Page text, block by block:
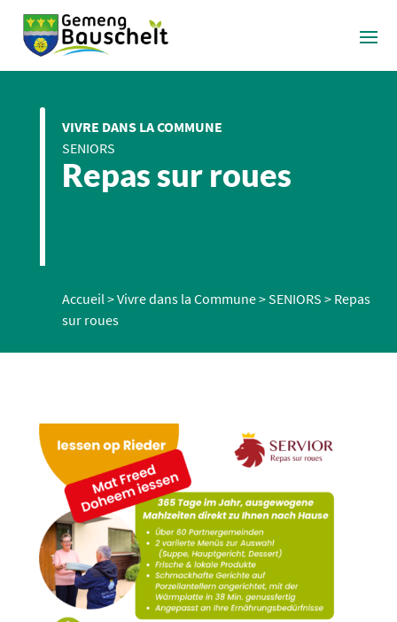
VIVRE DANS LA COMMUNE
SENIORS
Repas sur roues
Accueil>Vivre dans la Commune>SENIORS > Repas
sur roues